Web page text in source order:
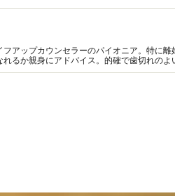
フアップカウンセラーのパイオニア。特に
るか親身にアドバイス。的確で歯切れの
元祖･離婚カウンセラー養成講座を開講中。